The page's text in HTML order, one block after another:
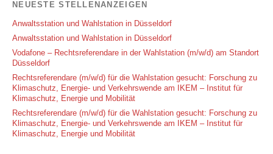
NEUESTE STELLENANZEIGEN
Anwaltsstation und Wahlstation in Düsseldorf
Anwaltsstation und Wahlstation in Düsseldorf
Vodafone – Rechtsreferendare in der Wahlstation (m/w/d) am Standort
Düsseldorf
Rechtsreferendare (m/w/d) für die Wahlstation gesucht: Forschung zu
Klimaschutz, Energie- und Verkehrswende am IKEM – Institut für
Klimaschutz, Energie und Mobilität
Rechtsreferendare (m/w/d) für die Wahlstation gesucht: Forschung zu
Klimaschutz, Energie- und Verkehrswende am IKEM – Institut für
Klimaschutz, Energie und Mobilität